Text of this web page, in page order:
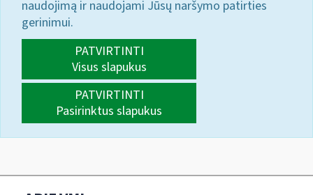
naudojimą ir naudojami Jūsų naršymo patirties
gerinimui.
PATVIRTINTI
Visus slapukus
PATVIRTINTI
Pasirinktus slapukus